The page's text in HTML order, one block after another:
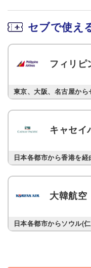
セブで使え
フィリピ
東京、大阪、名古屋から
キャセイ
日本各都市から香港を経
大韓航空
日本各都市からソウル(